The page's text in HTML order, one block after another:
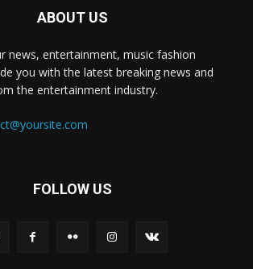
ABOUT US
news, entertainment, music fashion
you with the latest breaking news and
the entertainment industry.
FOLLOW US